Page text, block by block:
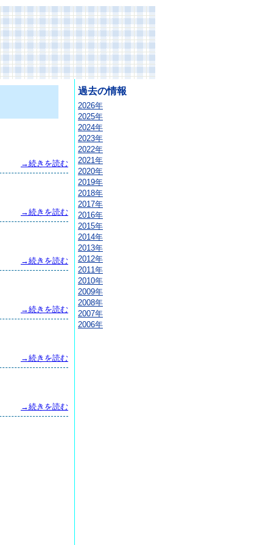
→続きを読む
→続きを読む
→続きを読む
→続きを読む
→続きを読む
→続きを読む
過去の情報
2026年
2025年
2024年
2023年
2022年
2021年
2020年
2019年
2018年
2017年
2016年
2015年
2014年
2013年
2012年
2011年
2010年
2009年
2008年
2007年
2006年